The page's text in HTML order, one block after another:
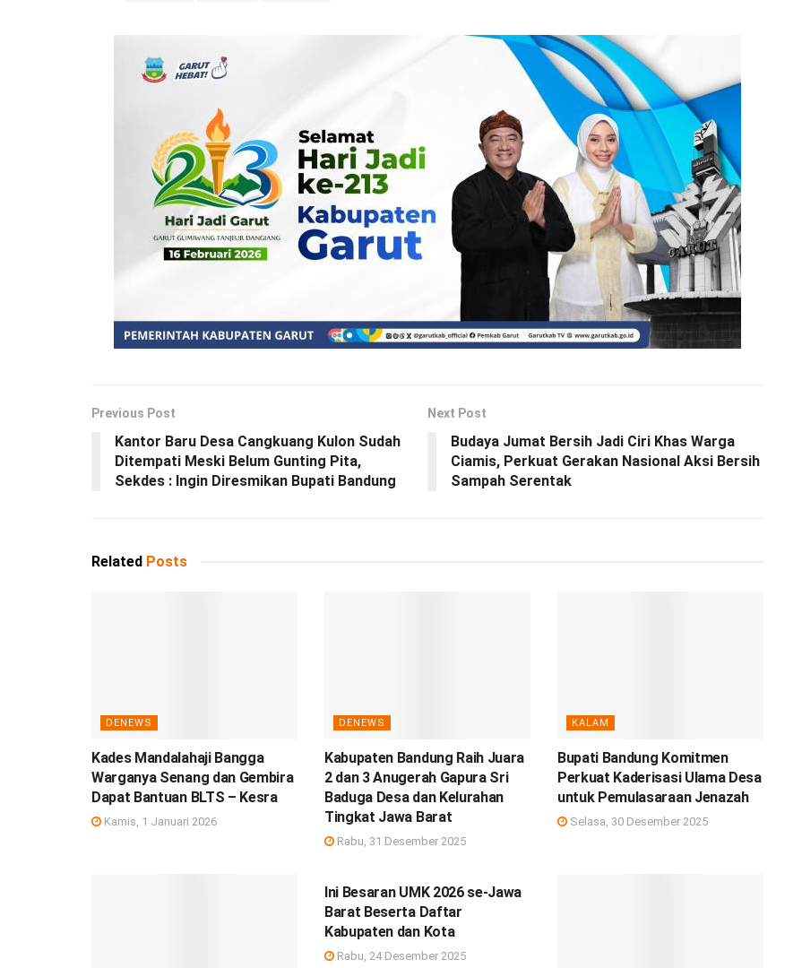
Previous Post
Kantor Baru Desa Cangkuang Kulon Sudah
Ditempati Meski Belum Gunting Pita,
Sekdes : Ingin Diresmikan Bupati Bandung
Next Post
Budaya Jumat Bersih Jadi Ciri Khas Warga
Ciamis, Perkuat Gerakan Nasional Aksi Bersih
Sampah Serentak
Related Posts
DENEWS
Kades Mandalahaji Bangga
Warganya Senang dan Gembira
Dapat Bantuan BLTS – Kesra
Kamis, 1 Januari 2026
DENEWS
Kabupaten Bandung Raih Juara
2 dan 3 Anugerah Gapura Sri
Baduga Desa dan Kelurahan
Tingkat Jawa Barat
Rabu, 31 Desember 2025
KALAM
Bupati Bandung Komitmen
Perkuat Kaderisasi Ulama Desa
untuk Pemulasaraan Jenazah
Selasa, 30 Desember 2025
Ini Besaran UMK 2026 se-Jawa
Barat Beserta Daftar
Kabupaten dan Kota
Rabu, 24 Desember 2025